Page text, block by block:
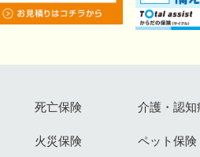
死亡保険 介護・認知
火災保険 ペット保険